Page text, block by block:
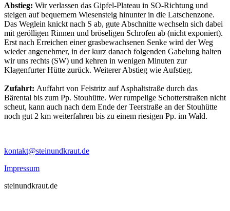
Abstieg: Wir verlassen das Gipfel-Plateau in SO-Richtung und
steigen auf bequemem Wiesensteig hinunter in die Latschenzone.
Das Weglein knickt nach S ab, gute Abschnitte wechseln sich dabei
mit gerölligen Rinnen und bröseligen Schrofen ab (nicht exponiert).
Erst nach Erreichen einer grasbewachsenen Senke wird der Weg
wieder angenehmer, in der kurz danach folgenden Gabelung halten
wir uns rechts (SW) und kehren in wenigen Minuten zur
Klagenfurter Hütte zurück. Weiterer Abstieg wie Aufstieg.
Zufahrt: Auffahrt von Feistritz auf Asphaltstraße durch das
Bärental bis zum Pp. Stouhütte. Wer rumpelige Schotterstraßen nicht
scheut, kann auch nach dem Ende der Teerstraße an der Stouhütte
noch gut 2 km weiterfahren bis zu einem riesigen Pp. im Wald.
kontakt@steinundkraut.de
Impressum
steinundkraut.de